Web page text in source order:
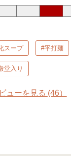
スープ #平打麺
堂入り
ューを見る (46）